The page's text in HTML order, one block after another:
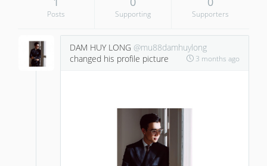
Posts Supporting Supporters
DAM HUY LONG @mu88damhuylong
changed his profile picture
3 months ago